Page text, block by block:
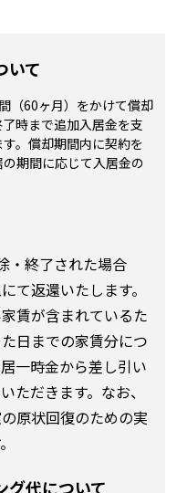
いて
（60ヶ月）をかけて償却
時まで追加入居金を支
。償却期間内に契約を
期間に応じて入居金の
・終了された場合
て返還いたします。
賃が含まれているた
日までの家賃分につ
一時金から差し引い
ただきます。なお、
原状回復のための実
グ代について